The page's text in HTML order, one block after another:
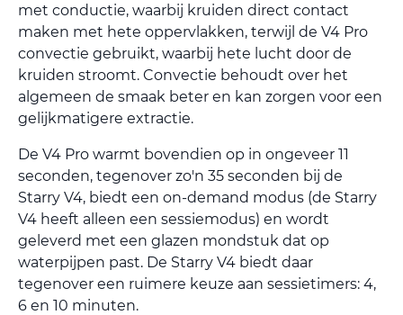
met conductie, waarbij kruiden direct contact
maken met hete oppervlakken, terwijl de V4 Pro
convectie gebruikt, waarbij hete lucht door de
kruiden stroomt. Convectie behoudt over het
algemeen de smaak beter en kan zorgen voor een
gelijkmatigere extractie.
De V4 Pro warmt bovendien op in ongeveer 11
seconden, tegenover zo'n 35 seconden bij de
Starry V4, biedt een on-demand modus (de Starry
V4 heeft alleen een sessiemodus) en wordt
geleverd met een glazen mondstuk dat op
waterpijpen past. De Starry V4 biedt daar
tegenover een ruimere keuze aan sessietimers: 4,
6 en 10 minuten.